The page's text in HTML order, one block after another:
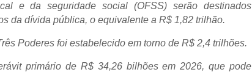
e da seguridade social (OFSS) serão destinados
da dívida pública, o equivalente a R$ 1,82 trilhão.
Poderes foi estabelecido em torno de R$ 2,4 trilhões.
primário de R$ 34,26 bilhões em 2026, que pode